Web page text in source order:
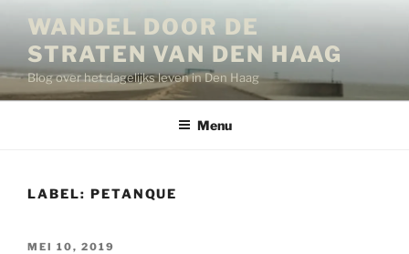
inhoud
WANDEL DOOR DE
STRATEN VAN DEN HAAG
Blog over het dagelijks leven in Den Haag
Menu
LABEL: PETANQUE
GEPLAATST
MEI 10, 2019